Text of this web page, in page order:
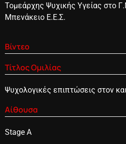
Τομεάρχης Ψυχικής Υγείας στο
Μπενάκειο Ε.Ε.Σ.
Βίντεο
Τίτλος Ομιλίας
Ψυχολογικές επιπτώσεις στον
Αίθουσα
Stage A